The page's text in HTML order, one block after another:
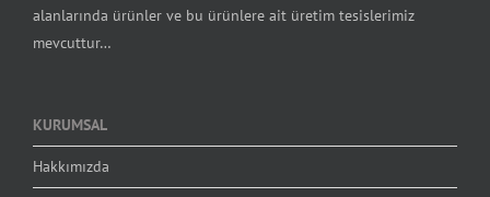
alanlarında ürünler ve bu ürünlere ait üretim tesislerimiz
mevcuttur…
KURUMSAL
Hakkımızda